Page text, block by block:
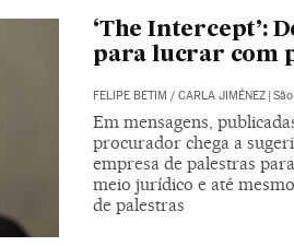
‘The Intercept’:
para lucrar com
FELIPE BETIM / CARLA JIMÉNEZ
Em mensagens,
procurador chega a
empresa de palestras
meio jurídico e até
de palestras